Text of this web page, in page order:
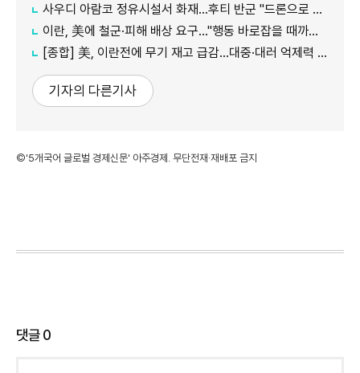
사우디 아람코 정유시설서 화재…후티 반군 "드론으로 정밀 타격"
이란, 美에 철군·피해 배상 요구…"행동 바로잡을 때까지 호르무즈 폐쇄"
[종합] 美, 이란전에 무기 재고 급감…대중·대러 억제력 약화 우려
기자의 다른기사
©'5개국어 글로벌 경제신문' 아주경제. 무단전재·재배포 금지
댓글0